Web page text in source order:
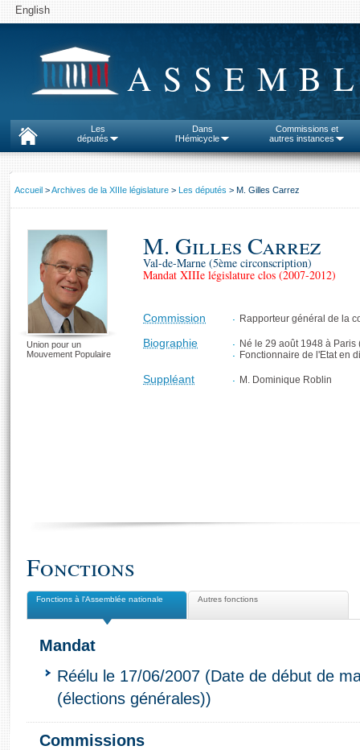
English
Les
députés
Dans
l'Hémicycle
Commissions et
autres instances
Accueil >Archives de la XIIIe législature > Les députés > M. Gilles Carrez
M. Gilles Carrez
Val-de-Marne (5ème circonscription)
Mandat XIIIe législature clos (2007-2012)
Commission Rapporteur général de la
Biographie
Né le 29 août 1948 à Paris
Fonctionnaire de l'Etat en
Suppléant M. Dominique Roblin
Union pour un
Mouvement Populaire
Fonctions
Fonctions à l'Assemblée nationale Autres fonctions
Mandat
Réélu le 17/06/2007 (Date de début de
(élections générales))
Commissions